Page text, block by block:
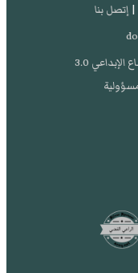
| إتصل بنا
3.0